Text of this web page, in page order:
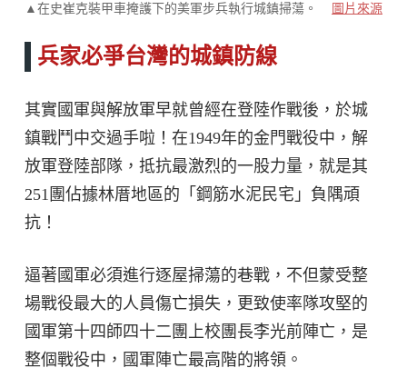
▲在史崔克裝甲車掩護下的美軍步兵執行城鎮掃蕩。 圖片來源
兵家必爭台灣的城鎮防線
其實國軍與解放軍早就曾經在登陸作戰後，於城
鎮戰鬥中交過手啦！在1949年的金門戰役中，解
放軍登陸部隊，抵抗最激烈的一股力量，就是其
251團佔據林厝地區的「鋼筋水泥民宅」負隅頑
抗！
逼著國軍必須進行逐屋掃蕩的巷戰，不但蒙受整
場戰役最大的人員傷亡損失，更致使率隊攻堅的
國軍第十四師四十二團上校團長李光前陣亡，是
整個戰役中，國軍陣亡最高階的將領。